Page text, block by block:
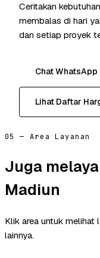
Ceritakan
membalas di hari
dan setiap proyek
Chat WhatsApp
Lihat Daftar
05 — Area Layanan
Juga
Madiun
Klik area untuk melihat
lainnya.